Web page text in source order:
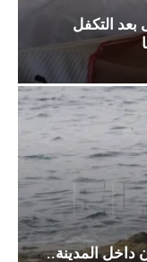
بعد التكفل
داخل المدينة..